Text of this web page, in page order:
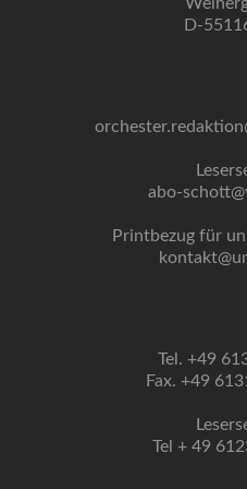
D-
abo-
Printbezug für
Tel. +49
Fax. +49
Tel + 49